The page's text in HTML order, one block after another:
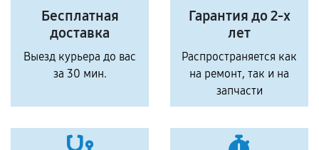
Бесплатная
доставка
Выезд курьера до вас
за 30 мин.
Гарантия до 2-х
лет
Распространяется как
на ремонт, так и на
запчасти